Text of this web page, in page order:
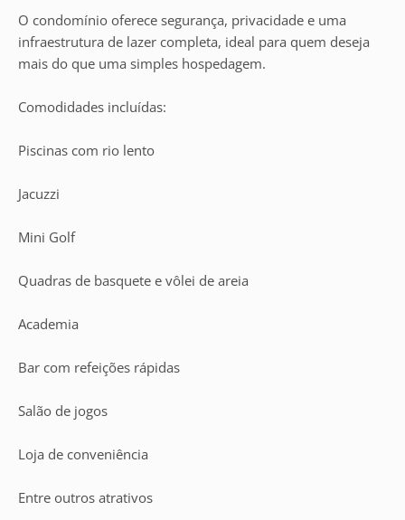
O condomínio oferece segurança, privacidade e uma
infraestrutura de lazer completa, ideal para quem deseja
mais do que uma simples hospedagem.
Comodidades incluídas:
Piscinas com rio lento
Jacuzzi
Mini Golf
Quadras de basquete e vôlei de areia
Academia
Bar com refeições rápidas
Salão de jogos
Loja de conveniência
Entre outros atrativos